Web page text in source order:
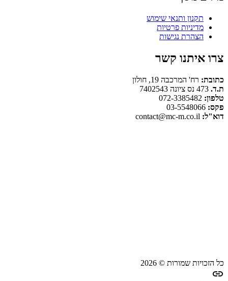
תקנון ותנאי שימוש
מדיניות פרטיות
הצהרת נגישות
צרו איתנו קשר
כתובת: רח' המרכבה 19, חולון
ת.ד.
טלפון:
פקס:
דוא"ל:
כל הזכויות שמורות © 2026